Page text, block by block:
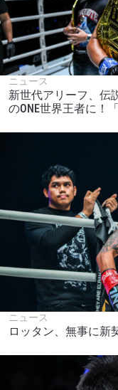
ニュース
新世代アリーフ、伝
のONE世界王者に！
ニュース
ロッタン、無事に新